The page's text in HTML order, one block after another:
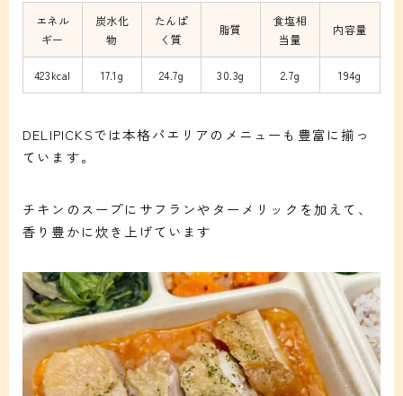
エネル
ギー
炭水化
物
たんぱ
く質
脂質
食塩相
当量
内容量
423kcal 17.1g 24.7g 30.3g 2.7g 194g
DELIPICKSでは本格パエリアのメニューも豊富に揃っ
ています。
チキンのスープにサフランやターメリックを加えて、
香り豊かに炊き上げています